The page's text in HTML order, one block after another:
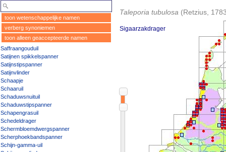
toon wetenschappelijke namen
verberg synoniemen
toon alleen geaccepteerde namen
Saffraangouduil
Satijnen spikkelspanner
Satijnstipspanner
Satijnvlinder
Schaapje
Schaaruil
Schaduwsnuituil
Schaduwstipspanner
Schapengrasuil
Schedeldrager
Schermbloemdwergspanner
Scherphoekbandspanner
Schijn-gamma-uil
Taleporia tubulosa (Retzius,
Sigaarzakdrager